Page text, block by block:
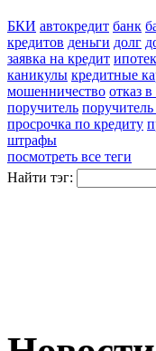
БКИ автокредит банк
кредитов деньги долг
заявка на кредит
каникулы кредитные
мошенничество отказ
поручитель
просрочка по кредиту
штрафы
посмотреть все теги
Найти тэг: